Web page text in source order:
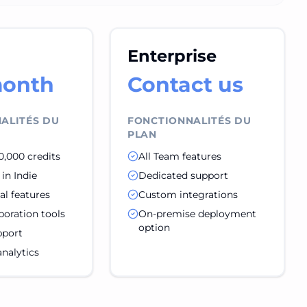
DU
credits
Indie
features
tools
Enterprise
Contact us
FONCTIONNALITÉS DU
PLAN
All Team features
Dedicated support
Custom integrations
On-premise deployment
option